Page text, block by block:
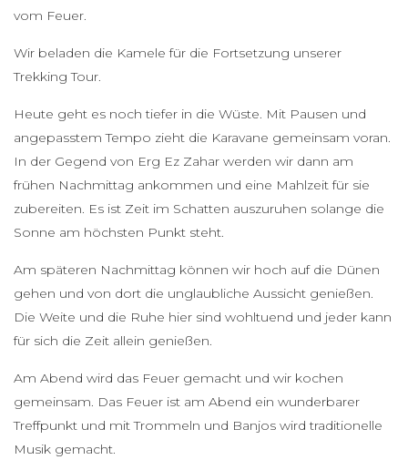
vom Feuer.
Wir beladen die Kamele für die Fortsetzung unserer
Trekking Tour.
Heute geht es noch tiefer in die Wüste. Mit Pausen und
angepasstem Tempo zieht die Karavane gemeinsam voran.
In der Gegend von Erg Ez Zahar werden wir dann am
frühen Nachmittag ankommen und eine Mahlzeit für sie
zubereiten. Es ist Zeit im Schatten auszuruhen solange die
Sonne am höchsten Punkt steht.
Am späteren Nachmittag können wir hoch auf die Dünen
gehen und von dort die unglaubliche Aussicht genießen.
Die Weite und die Ruhe hier sind wohltuend und jeder kann
für sich die Zeit allein genießen.
Am Abend wird das Feuer gemacht und wir kochen
gemeinsam. Das Feuer ist am Abend ein wunderbarer
Treffpunkt und mit Trommeln und Banjos wird traditionelle
Musik gemacht.